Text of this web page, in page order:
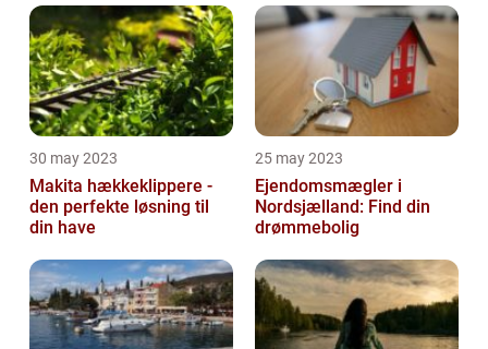
30 may 2023
Makita hækkeklippere -
den perfekte løsning til
din have
25 may 2023
Ejendomsmægler i
Nordsjælland: Find din
drømmebolig